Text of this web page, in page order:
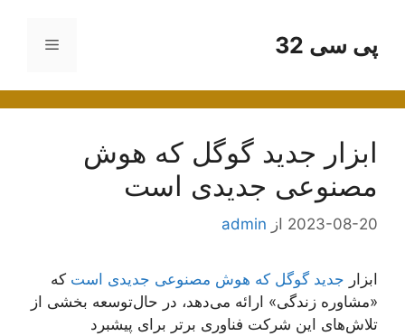
محتواپی سی 32 فهرست
ابزار جدید گوگل که هوش
مصنوعی جدیدی است
2023-08-20 از admin
ابزار جدید گوگل که هوش مصنوعی جدیدی است که
«مشاوره زندگی» ارائه می‌دهد، در حال‌توسعه بخشی از
تلاش‌های این شرکت فناوری برتر برای پیشبرد